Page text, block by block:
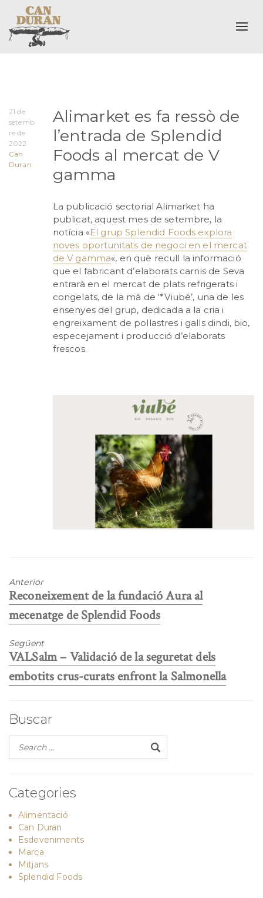
21 de
setemb
re de
2022
Can
Duran
Alimarket es fa ressò de
l’entrada de Splendid
Foods al mercat de V
gamma
La publicació sectorial Alimarket ha
publicat, aquest mes de setembre, la
notícia «El grup Splendid Foods explora
noves oportunitats de negoci en el mercat
de V gamma«, en què recull la informació
que el fabricant d’elaborats carnis de Seva
entrarà en el mercat de plats refrigerats i
congelats, de la mà de ‘*Viubé’, una de les
ensenyes del grup, dedicada a la cria i
engreixament de pollastres i galls dindi, bio,
especejament i producció d’elaborats
frescos.
Anterior
Previous
post:
Reconeixement de la fundació Aura al
mecenatge de Splendid Foods
Següent
Next
post:
VALSalm – Validació de la seguretat dels
embotits crus-curats enfront la Salmonella
Buscar
Categories
Alimentació
Can Duran
Esdeveniments
Marca
Mitjans
Splendid Foods